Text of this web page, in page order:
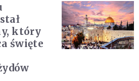
który
święte